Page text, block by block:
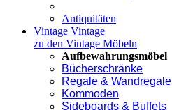
Antiquitäten
Vintage Vintage
zu den Vintage Möbeln
Aufbewahrungsmöbel
Bücherschränke
Regale & Wandregale
Kommoden
Sideboards & Buffets